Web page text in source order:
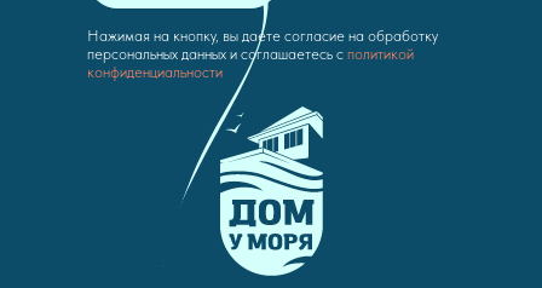
Нажимая на кнопку, вы даете согласие на обработку
персональных данных и соглашаетесь с политикой
конфиденциальности